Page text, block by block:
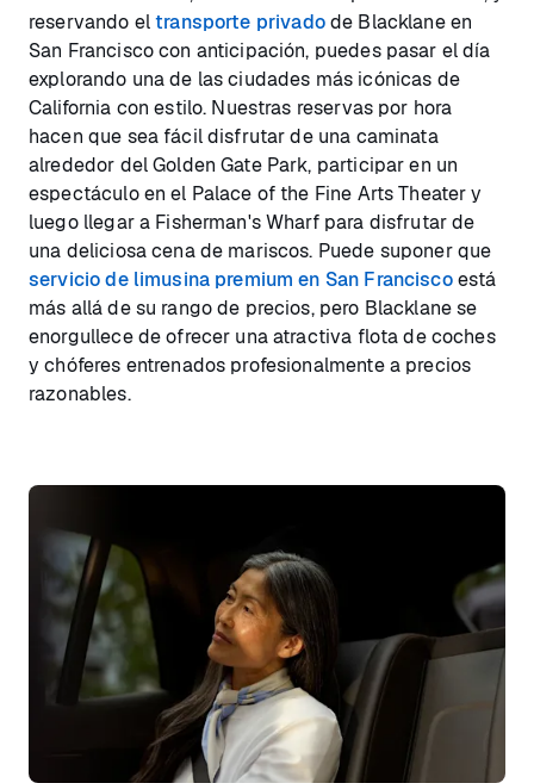
reservando eltransporte privadode Blacklane en
San Francisco con anticipación, puedes pasar el día
explorando una de las ciudades más icónicas de
California con estilo. Nuestras reservas por hora
hacen que sea fácil disfrutar de una caminata
alrededor del Golden Gate Park, participar en un
espectáculo en el Palace of the Fine Arts Theater y
luego llegar a Fisherman's Wharf para disfrutar de
una deliciosa cena de mariscos. Puede suponer que
servicio de limusina premium en San Franciscoestá
más allá de su rango de precios, pero Blacklane se
enorgullece de ofrecer una atractiva flota de coches
y chóferes entrenados profesionalmente a precios
razonables.